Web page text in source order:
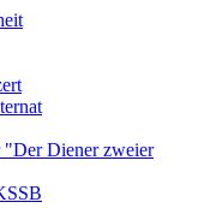
"Der Diener zweier